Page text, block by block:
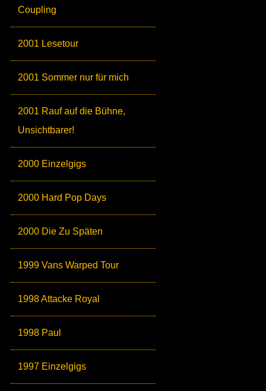
Coupling
2001 Lesetour
2001 Sommer nur für mich
2001 Rauf auf die Bühne,
Unsichtbarer!
2000 Einzelgigs
2000 Hard Pop Days
2000 Die Zu Späten
1999 Vans Warped Tour
1998 Attacke Royal
1998 Paul
1997 Einzelgigs